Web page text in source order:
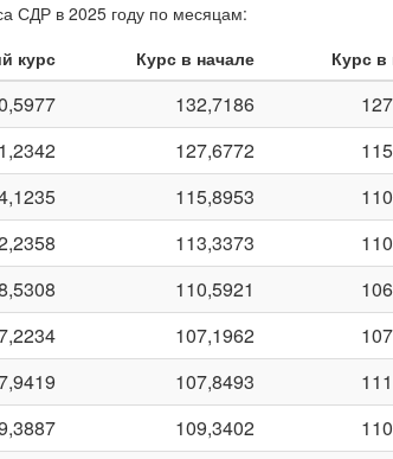
СДР в 2025 году по месяцам:
курс Курс в начале Курс в
132,7186
127,6772
115,8953
113,3373
110,5921
107,1962
107,8493
109,3402